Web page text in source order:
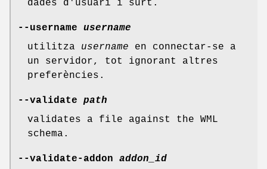
dades d'usuari i surt.
--username username
utilitza username en connectar-se a
un servidor, tot ignorant altres
preferències.
--validate path
validates a file against the WML
schema.
--validate-addon addon_id